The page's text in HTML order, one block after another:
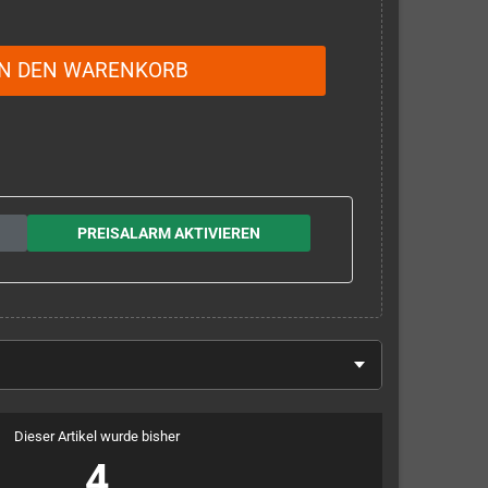
DEN WARENKORB
PREISALARM AKTIVIEREN
Dieser Artikel wurde bisher